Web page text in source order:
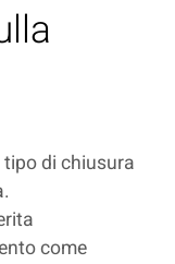
di chiusura
come